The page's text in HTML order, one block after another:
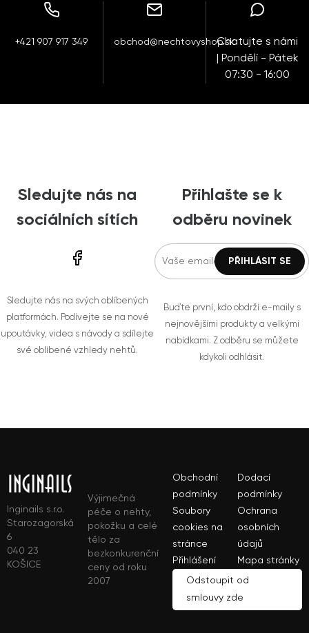
+421 907 917 349 obchod@nechtovyshop.skChatujte s námi
| Pondělí - Pátek
07:30 - 16:00
Sledujte nás na
sociálních sítích
Sledujte nás na svých oblíbených
platformách. Podívejte se na nové
upoutávky, videa s návody a sdílejte
své oblíbené vzhledy nehtů.
Přihlašte se k
odběru novinek
Buďte první, kdo obdrží e-maily s
nejnovějšími produkty a velkými
nabídkami. Z odběru se můžete
kdykoli odhlásit.
Inginails s.r.o.
Starozagorská
6
040 23
KOŠICE
Výjimečná
péče o nehty,
pokožku a celé
tělo za
bezkonkurenční
ceny od roku
2007
Obchodní
podmínky
Dodací
podmínky
Soubory
cookies na
stránce
Ochrana
osobních
údajů
Přihlášení
Mapa stránky
Odstoupit od
smlouvy zde